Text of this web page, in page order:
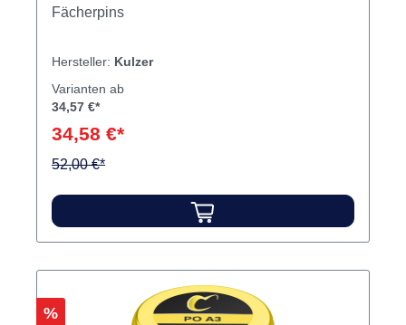
Fächerpins
Hersteller: Kulzer
Varianten ab
34,57 €*
34,58 €*
52,00 €*
Rabatt
%